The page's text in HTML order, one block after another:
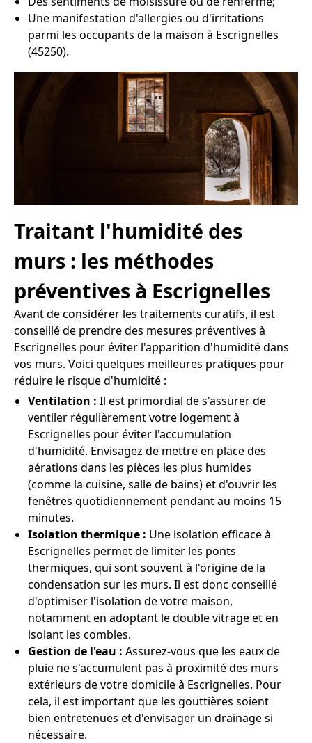
Une manifestation d'allergies ou d'irritations
parmi les occupants de la maison à Escrignelles
(45250).
Traitant l'humidité des
murs : les méthodes
préventives à Escrignelles
Avant de considérer les traitements curatifs, il est
conseillé de prendre des mesures préventives à
Escrignelles pour éviter l'apparition d'humidité dans
vos murs. Voici quelques meilleures pratiques pour
réduire le risque d'humidité :
Ventilation : Il est primordial de s'assurer de
ventiler régulièrement votre logement à
Escrignelles pour éviter l'accumulation
d'humidité. Envisagez de mettre en place des
aérations dans les pièces les plus humides
(comme la cuisine, salle de bains) et d'ouvrir les
fenêtres quotidiennement pendant au moins 15
minutes.
Isolation thermique : Une isolation efficace à
Escrignelles permet de limiter les ponts
thermiques, qui sont souvent à l'origine de la
condensation sur les murs. Il est donc conseillé
d'optimiser l'isolation de votre maison,
notamment en adoptant le double vitrage et en
isolant les combles.
Gestion de l'eau : Assurez-vous que les eaux de
pluie ne s'accumulent pas à proximité des murs
extérieurs de votre domicile à Escrignelles. Pour
cela, il est important que les gouttières soient
bien entretenues et d'envisager un drainage si
nécessaire.